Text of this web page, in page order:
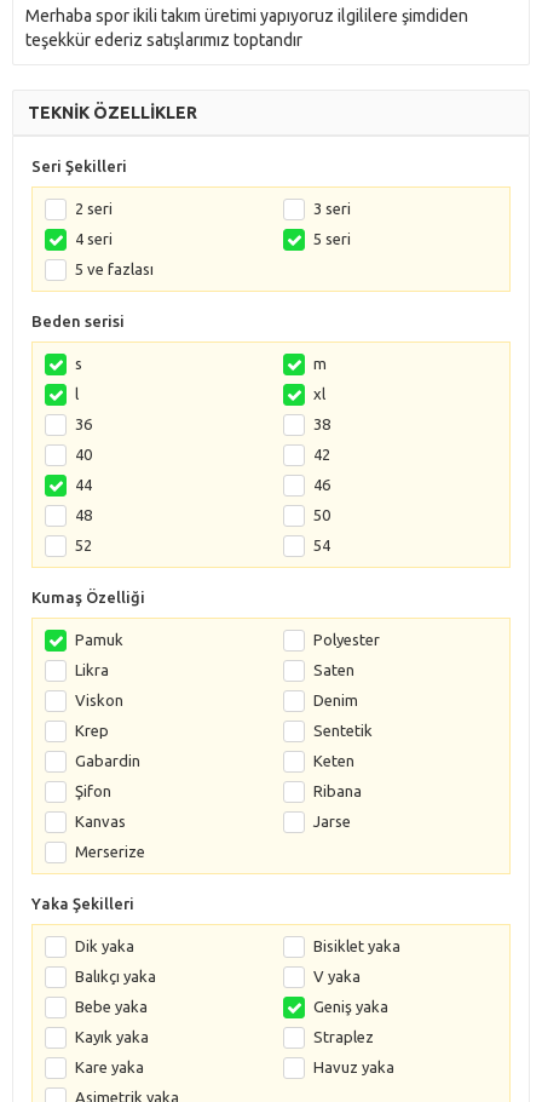
Merhaba spor ikili takım üretimi yapıyoruz ilgililere şimdiden
teşekkür ederiz satışlarımız toptandır
TEKNİK ÖZELLİKLER
Seri Şekilleri
2 seri
3 seri
4 seri
5 seri
5 ve fazlası
Beden serisi
s
m
l
xl
36
38
40
42
44
46
48
50
52
54
Kumaş Özelliği
Pamuk
Polyester
Likra
Saten
Viskon
Denim
Krep
Sentetik
Gabardin
Keten
Şifon
Ribana
Kanvas
Jarse
Merserize
Yaka Şekilleri
Dik yaka
Bisiklet yaka
Balıkçı yaka
V yaka
Bebe yaka
Geniş yaka
Kayık yaka
Straplez
Kare yaka
Havuz yaka
Asimetrik yaka